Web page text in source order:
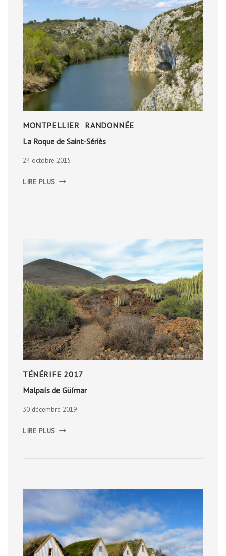
MONTPELLIER | RANDONNÉE
La Roque de Saint-Sériès
24 octobre 2015
LIRE PLUS ROQUE
TÉNÉRIFE 2017
Malpaís de Güímar
30 décembre 2019
LIRE PLUS